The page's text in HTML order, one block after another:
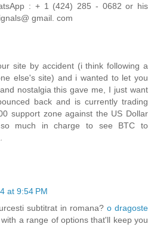
: + 1 (424) 285 - 0682 or his
gmail. com
site by accident (i think following a
else's site) and i wanted to let you
nostalgia this gave me, I just want
back and is currently trading
support zone against the US Dollar
much in charge to see BTC to
at 9:54 PM
subtitrat in romana? o dragoste
a range of options that'll keep you